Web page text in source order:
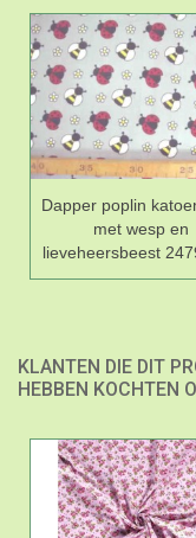
Dapper poplin
met wesp en
lieveheersbeest
KLANTEN DIE DIT
HEBBEN KOCHTEN